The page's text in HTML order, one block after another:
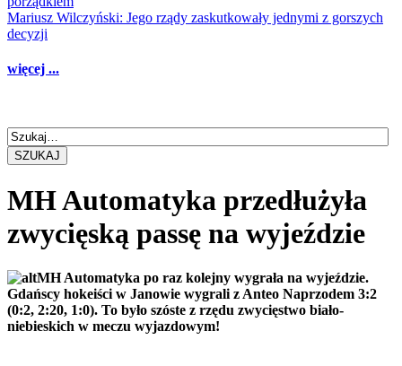
Mariusz Wilczyński: Jego rządy zaskutkowały jednymi z gorszych
decyzji
więcej ...
SZUKAJ
MH Automatyka przedłużyła
zwycięską passę na wyjeździe
MH Automatyka po raz kolejny wygrała na wyjeździe.
Gdańscy hokeiści w Janowie wygrali z Anteo Naprzodem 3:2
(0:2, 2:20, 1:0). To było szóste z rzędu zwycięstwo biało-
niebieskich w meczu wyjazdowym!